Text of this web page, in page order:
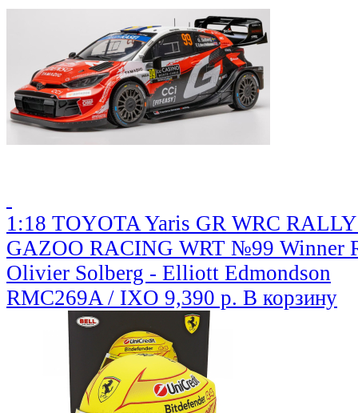
1:18 TOYOTA Yaris GR WRC
GAZOO RACING WRT №99 Winner
Olivier Solberg - Elliott Edmondson
RMC269A / IXO 9,390 р. В корзину